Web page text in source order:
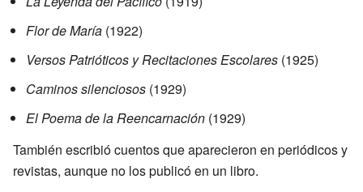
Flor de María (1922)
Versos Patrióticos y Recitaciones Escolares (1925)
Caminos silenciosos (1929)
El Poema de la Reencarnación (1929)
También escribió cuentos que aparecieron en periódicos y
revistas, aunque no los publicó en un libro.